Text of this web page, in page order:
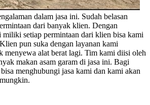
dalam jasa ini. Sudah belasan
dari banyak klien. Dengan
miliki setiap permintaan dari klien bisa kami
pun suka dengan layanan kami
menyewa alat berat lagi. Tim kami diisi oleh
makan asam garam di jasa ini. Bagi
menghubungi jasa kami dan kami akan